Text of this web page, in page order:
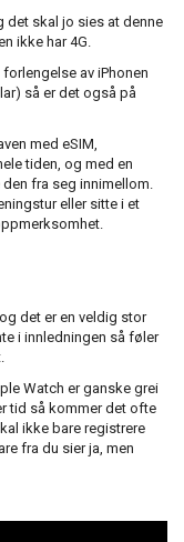
det skal jo sies at denne
ikke har 4G.
av iPhonen
så er det også på
med eSIM,
tiden, og med en
fra seg innimellom.
eller sitte i et
det er en veldig stor
i innledningen så føler
Watch er ganske grei
tid så kommer det ofte
ikke bare registrere
fra du sier ja, men